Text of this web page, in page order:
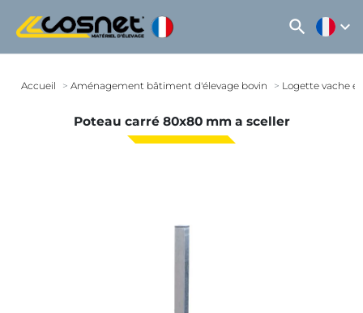
search expand_more
Accueil Aménagement bâtiment d'élevage bovin Logette vache
Poteau carré 80x80 mm a sceller